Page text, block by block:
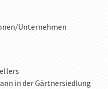
Unternehmen
in der Gärtnersiedlung